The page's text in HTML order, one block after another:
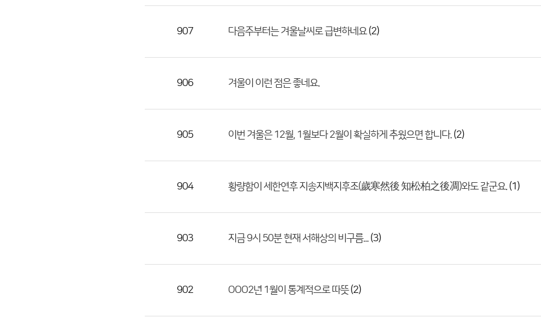
제
성
다.
907 다음주부터는 겨울날씨로 급변하네요(2)
906 겨울이 이런 점은 좋네요.
905 이번 겨울은 12월, 1월보다 2월이 확실하게 추웠으면 합니다. (2)
904 황량함이 세한연후 지송지백지후조(歲寒然後 知松柏之後凋)와도 같군요. (1)
903 지금 9시 50분 현재 서해상의 비구름... (3)
902 OOO2년 1월이 통계적으로 따뜻(2)